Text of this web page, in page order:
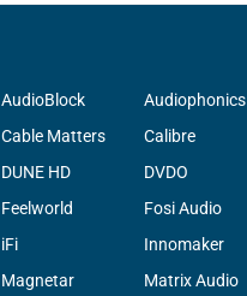
AudioBlock Audiophonics
Cable Matters Calibre
DUNE HD DVDO
Feelworld Fosi Audio
iFi Innomaker
Magnetar Matrix Audio